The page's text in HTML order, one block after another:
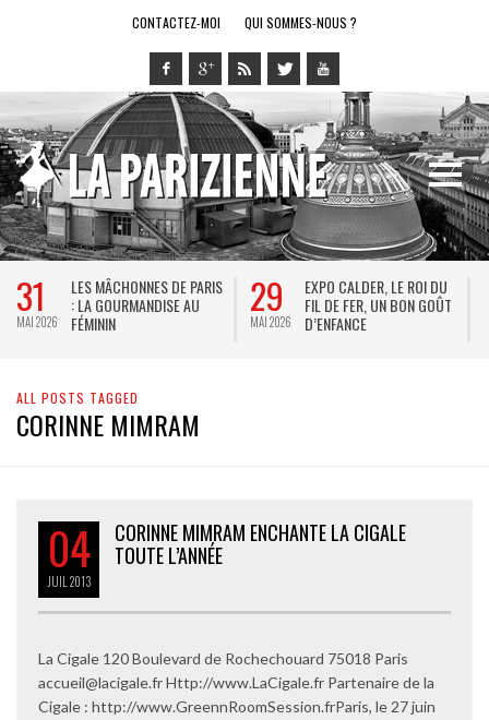
CONTACTEZ-MOI QUI SOMMES-NOUS ?
31
MAI 2026
LES MÂCHONNES DE PARIS
: LA GOURMANDISE AU
FÉMININ
29
MAI 2026
EXPO CALDER, LE ROI DU
FIL DE FER, UN BON GOÛT
D’ENFANCE
ALL POSTS TAGGED
CORINNE MIMRAM
04
JUIL 2013
CORINNE MIMRAM ENCHANTE LA CIGALE
TOUTE L’ANNÉE
La Cigale 120 Boulevard de Rochechouard 75018 Paris
accueil@lacigale.fr Http://www.LaCigale.fr Partenaire de la
Cigale : http://www.GreennRoomSession.frParis, le 27 juin